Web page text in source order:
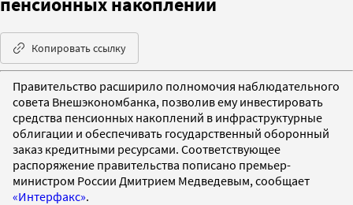
Копировать ссылку
Правительство расширило полномочия наблюдательного
совета Внешэкономбанка, позволив ему инвестировать
средства пенсионных накоплений в инфраструктурные
облигации и обеспечивать государственный оборонный
заказ кредитными ресурсами. Соответствующее
распоряжение правительства пописано премьер-
министром России Дмитрием Медведевым, сообщает
«Интерфакс».